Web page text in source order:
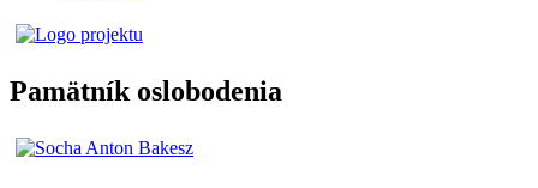
Pamätník oslobodenia